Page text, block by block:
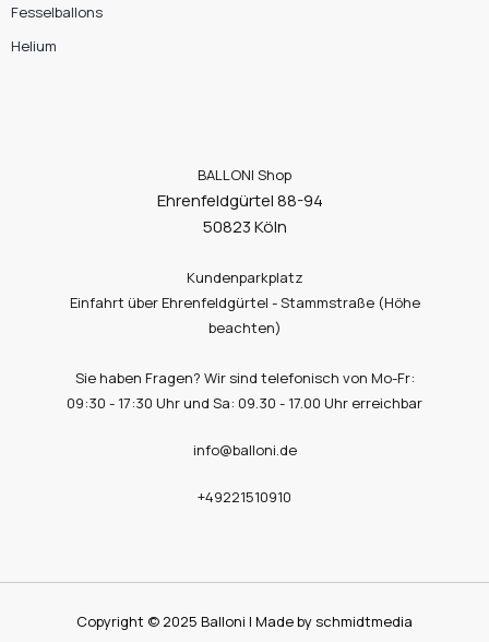
Fesselballons
Helium
BALLONI Shop
Ehrenfeldgürtel 88-94
50823 Köln
Kundenparkplatz
Einfahrt über Ehrenfeldgürtel - Stammstraße (Höhe
beachten)
Sie haben Fragen? Wir sind telefonisch von Mo-Fr:
09:30 - 17:30 Uhr und Sa: 09.30 - 17.00 Uhr erreichbar
info@balloni.de
+49221510910
Copyright © 2025 Balloni | Made by schmidtmedia